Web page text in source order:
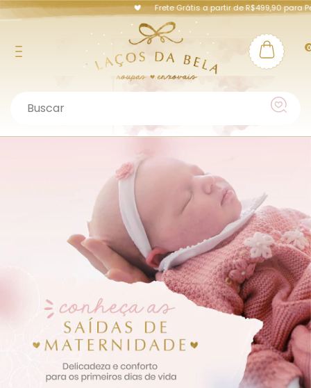
Frete Grátis a partir de R$499,90 para